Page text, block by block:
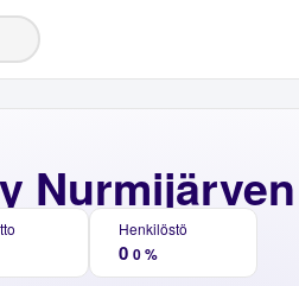
Henkilöstö
0 0 %